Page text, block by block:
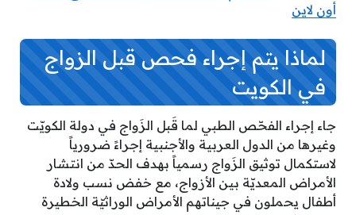
أون لاين
لماذا يتم إجراء فحص قبل الزواج
في الكويت
جاء إجراء الفحّص الطبي لما قَبل الزَواج في دولة الكويّت
وغيرها من الدول العربية والأجنبية إجراءً ضرورياً
لاستكمال توثيق الزَواج رسمياً بهدف الحدّ من انتشار
الأمراض المعديّة بين الأزواج، مع خفض نسب ولادة
أطفال يحملون في جيناتهم الأمراض الوراثيّة الخطيرة